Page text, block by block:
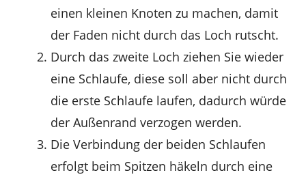
einen kleinen Knoten zu machen, damit
der Faden nicht durch das Loch rutscht.
Durch das zweite Loch ziehen Sie wieder
eine Schlaufe, diese soll aber nicht durch
die erste Schlaufe laufen, dadurch würde
der Außenrand verzogen werden.
Die Verbindung der beiden Schlaufen
erfolgt beim Spitzen häkeln durch eine